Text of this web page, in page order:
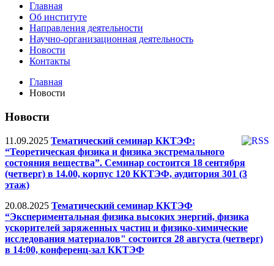
Главная
Об институте
Направления деятельности
Научно-организационная деятельность
Новости
Контакты
Главная
Новости
Новости
11.09.2025 Тематический семинар ККТЭФ:
“Теоретическая физика и физика экстремального
состояния вещества”. Семинар состоится 18 сентября
(четверг) в 14.00, корпус 120 ККТЭФ, аудитория 301 (3
этаж)
20.08.2025 Тематический семинар ККТЭФ
“Экспериментальная физика высоких энергий, физика
ускорителей заряженных частиц и физико-химические
исследования материалов" состоится 28 августа (четверг)
в 14:00, конференц-зал ККТЭФ